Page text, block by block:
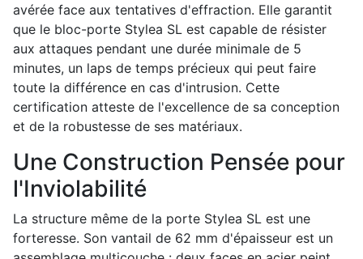
avérée face aux tentatives d'effraction. Elle garantit
que le bloc-porte Stylea SL est capable de résister
aux attaques pendant une durée minimale de 5
minutes, un laps de temps précieux qui peut faire
toute la différence en cas d'intrusion. Cette
certification atteste de l'excellence de sa conception
et de la robustesse de ses matériaux.
Une Construction Pensée pour
l'Inviolabilité
La structure même de la porte Stylea SL est une
forteresse. Son vantail de 62 mm d'épaisseur est un